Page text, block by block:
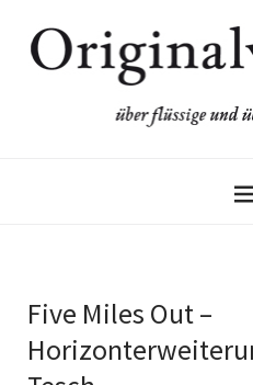
Five Miles Out –